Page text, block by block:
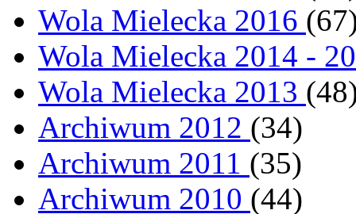
Wola Mielecka 2016
Wola Mielecka 2014 -
Wola Mielecka 2013
Archiwum 2012 (34)
Archiwum 2011 (35)
Archiwum 2010 (44)